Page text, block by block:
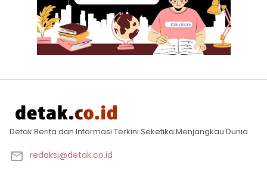
Detak Berita dan Informasi Terkini Seketika Menjangkau Dunia
redaksi@detak.co.id